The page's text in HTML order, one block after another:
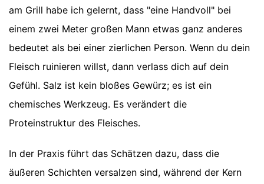
am Grill habe ich gelernt, dass "eine Handvoll" bei
einem zwei Meter großen Mann etwas ganz anderes
bedeutet als bei einer zierlichen Person. Wenn du dein
Fleisch ruinieren willst, dann verlass dich auf dein
Gefühl. Salz ist kein bloßes Gewürz; es ist ein
chemisches Werkzeug. Es verändert die
Proteinstruktur des Fleisches.
In der Praxis führt das Schätzen dazu, dass die
äußeren Schichten versalzen sind, während der Kern